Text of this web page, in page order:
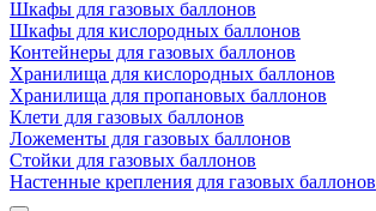
Шкафы для газовых баллонов
Шкафы для кислородных баллонов
Контейнеры для газовых баллонов
Хранилища для кислородных баллонов
Хранилища для пропановых баллонов
Клети для газовых баллонов
Ложементы для газовых баллонов
Стойки для газовых баллонов
Настенные крепления для газовых баллонов